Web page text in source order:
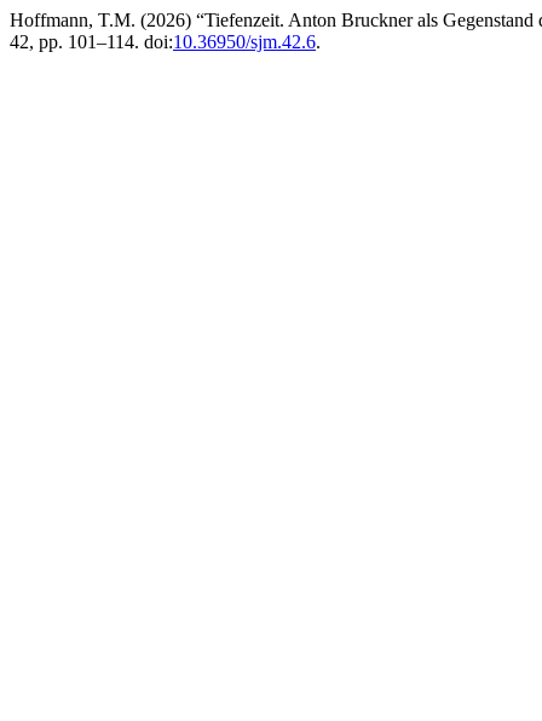
Hoffmann, T.M. (2026) “Tiefenzeit. Anton Bruckner als Gegenstand
42, pp. 101–114. doi:10.36950/sjm.42.6.